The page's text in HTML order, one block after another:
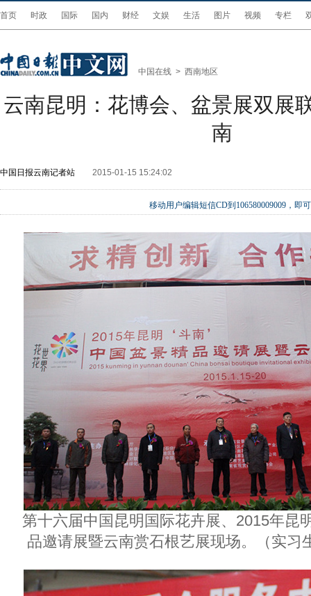
首页 时政 国际 国内 财经 文娱 生活 图片 视频 专栏
中国在线 > 西南地区
云南昆明：花博会、盆景展双展
南
中国日报云南记者站 2015-01-15 15:24:02
移动用户编辑短信CD到106580009009，即
第十六届中国昆明国际花卉展、2015年昆
品邀请展暨云南赏石根艺展现场。（实习